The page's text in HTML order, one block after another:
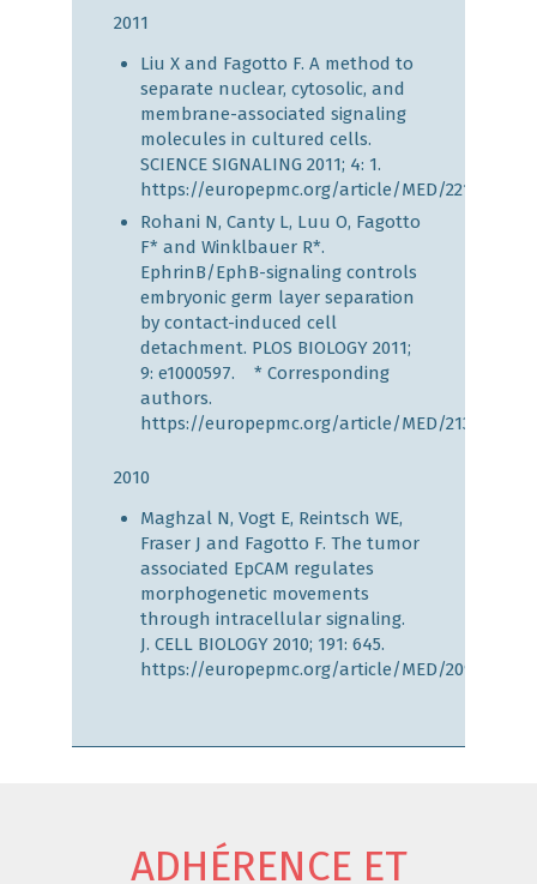
2011
Liu X and Fagotto F. A method to
separate nuclear, cytosolic, and
membrane-associated signaling
molecules in cultured cells.
SCIENCE SIGNALING 2011; 4: 1.
https://europepmc.org/article/MED/22169476
Rohani N, Canty L, Luu O, Fagotto
F* and Winklbauer R*.
EphrinB/EphB-signaling controls
embryonic germ layer separation
by contact-induced cell
detachment. PLOS BIOLOGY 2011;
9: e1000597. * Corresponding
authors.
https://europepmc.org/article/MED/21390298
2010
Maghzal N, Vogt E, Reintsch WE,
Fraser J and Fagotto F. The tumor
associated EpCAM regulates
morphogenetic movements
through intracellular signaling.
J. CELL BIOLOGY 2010; 191: 645.
https://europepmc.org/article/MED/20974811
ADHÉRENCE ET